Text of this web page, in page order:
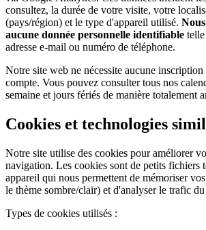
consultez, la durée de votre visite, votre
(pays/région) et le type d'appareil utilisé.
aucune donnée personnelle identifiable
adresse e-mail ou numéro de téléphone.
Notre site web ne nécessite aucune
compte. Vous pouvez consulter tous nos
semaine et jours fériés de manière totalement
Cookies et technologies
Notre site utilise des cookies pour améliorer
navigation. Les cookies sont de petits fichiers
appareil qui nous permettent de mémoriser
le thème sombre/clair) et d'analyser le trafic du
Types de cookies utilisés :